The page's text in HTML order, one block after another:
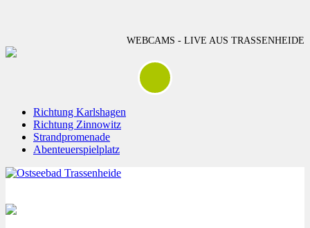
WEBCAMS - LIVE AUS TRASSENHEIDE
Richtung Karlshagen
Richtung Zinnowitz
Strandpromenade
Abenteuerspielplatz